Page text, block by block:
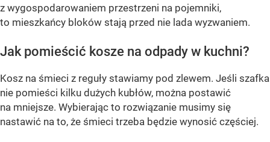
z wygospodarowaniem przestrzeni na pojemniki,
to mieszkańcy bloków stają przed nie lada wyzwaniem.
Jak pomieścić kosze na odpady w kuchni?
Kosz na śmieci z reguły stawiamy pod zlewem. Jeśli szafka
nie pomieści kilku dużych kubłów, można postawić
na mniejsze. Wybierając to rozwiązanie musimy się
nastawić na to, że śmieci trzeba będzie wynosić częściej.